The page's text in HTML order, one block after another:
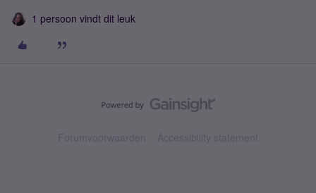
1 persoon vindt dit leuk
Forumvoorwaarden Accessibility statement